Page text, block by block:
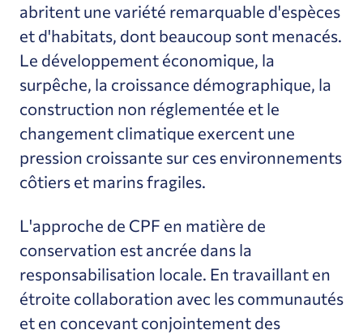
abritent une variété remarquable d'espèces
et d'habitats, dont beaucoup sont menacés.
Le développement économique, la
surpêche, la croissance démographique, la
construction non réglementée et le
changement climatique exercent une
pression croissante sur ces environnements
côtiers et marins fragiles.
L'approche de CPF en matière de
conservation est ancrée dans la
responsabilisation locale. En travaillant en
étroite collaboration avec les communautés
et en concevant conjointement des